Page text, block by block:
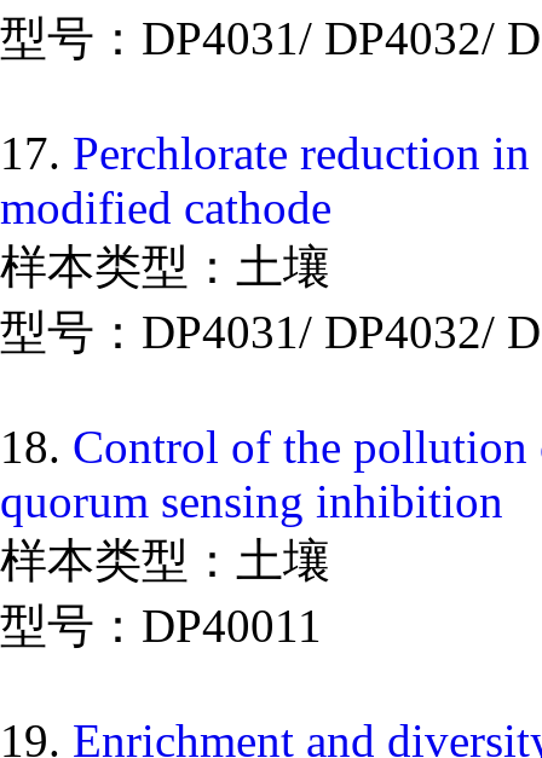
型号：DP4031/ DP4032/
17. Perchlorate reduction
modified cathode
样本类型：土壤
型号：DP4031/ DP4032/
18. Control of the pollution
quorum sensing inhibition
样本类型：土壤
型号：DP40011
19. Enrichment and